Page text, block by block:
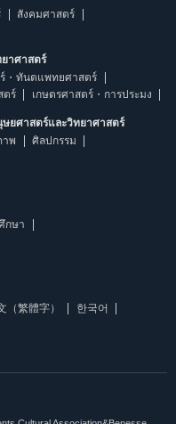
สังคมศาสตร์
าศาสตร์
・ทันตแพทยศาสตร์
ตร์ เกษตรศาสตร์・การประมง
ยศาสตร์และวิทยาศาสตร์
าพ
ศิลปกรรม
กษา
（繁體字）
한국어